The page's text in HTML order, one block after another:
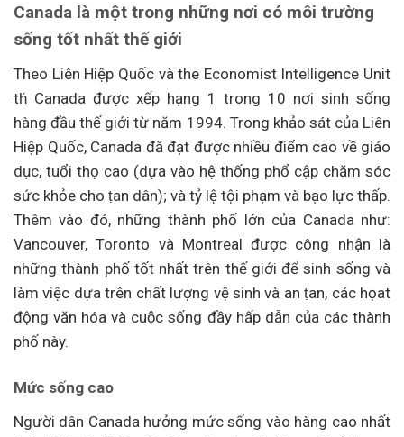
Canada là một trong những nơi có môi trường
sống tốt nhất thế giới
Theo Liên Hiệp Quốc và the Economist Intelligence Unit
th́ Canada được xếp hạng 1 trong 10 nơi sinh sống
hàng đầu thế giới từ năm 1994. Trong khảo sát của Liên
Hiệp Quốc, Canada đă đạt được nhiều điểm cao về giáo
dục, tuổi thọ cao (dựa vào hệ thống phổ cập chăm sóc
sức khỏe cho ṭan dân); và tỷ lệ tội phạm và bạo lực thấp.
Thêm vào đó, những thành phố lớn của Canada như:
Vancouver, Toronto và Montreal được công nhận là
những thành phố tốt nhất trên thế giới để sinh sống và
làm việc dựa trên chất lượng vệ sinh và an ṭan, các họat
động văn hóa và cuộc sống đầy hấp dẫn của các thành
phố này.
Mức sống cao
Người dân Canada hưởng mức sống vào hàng cao nhất